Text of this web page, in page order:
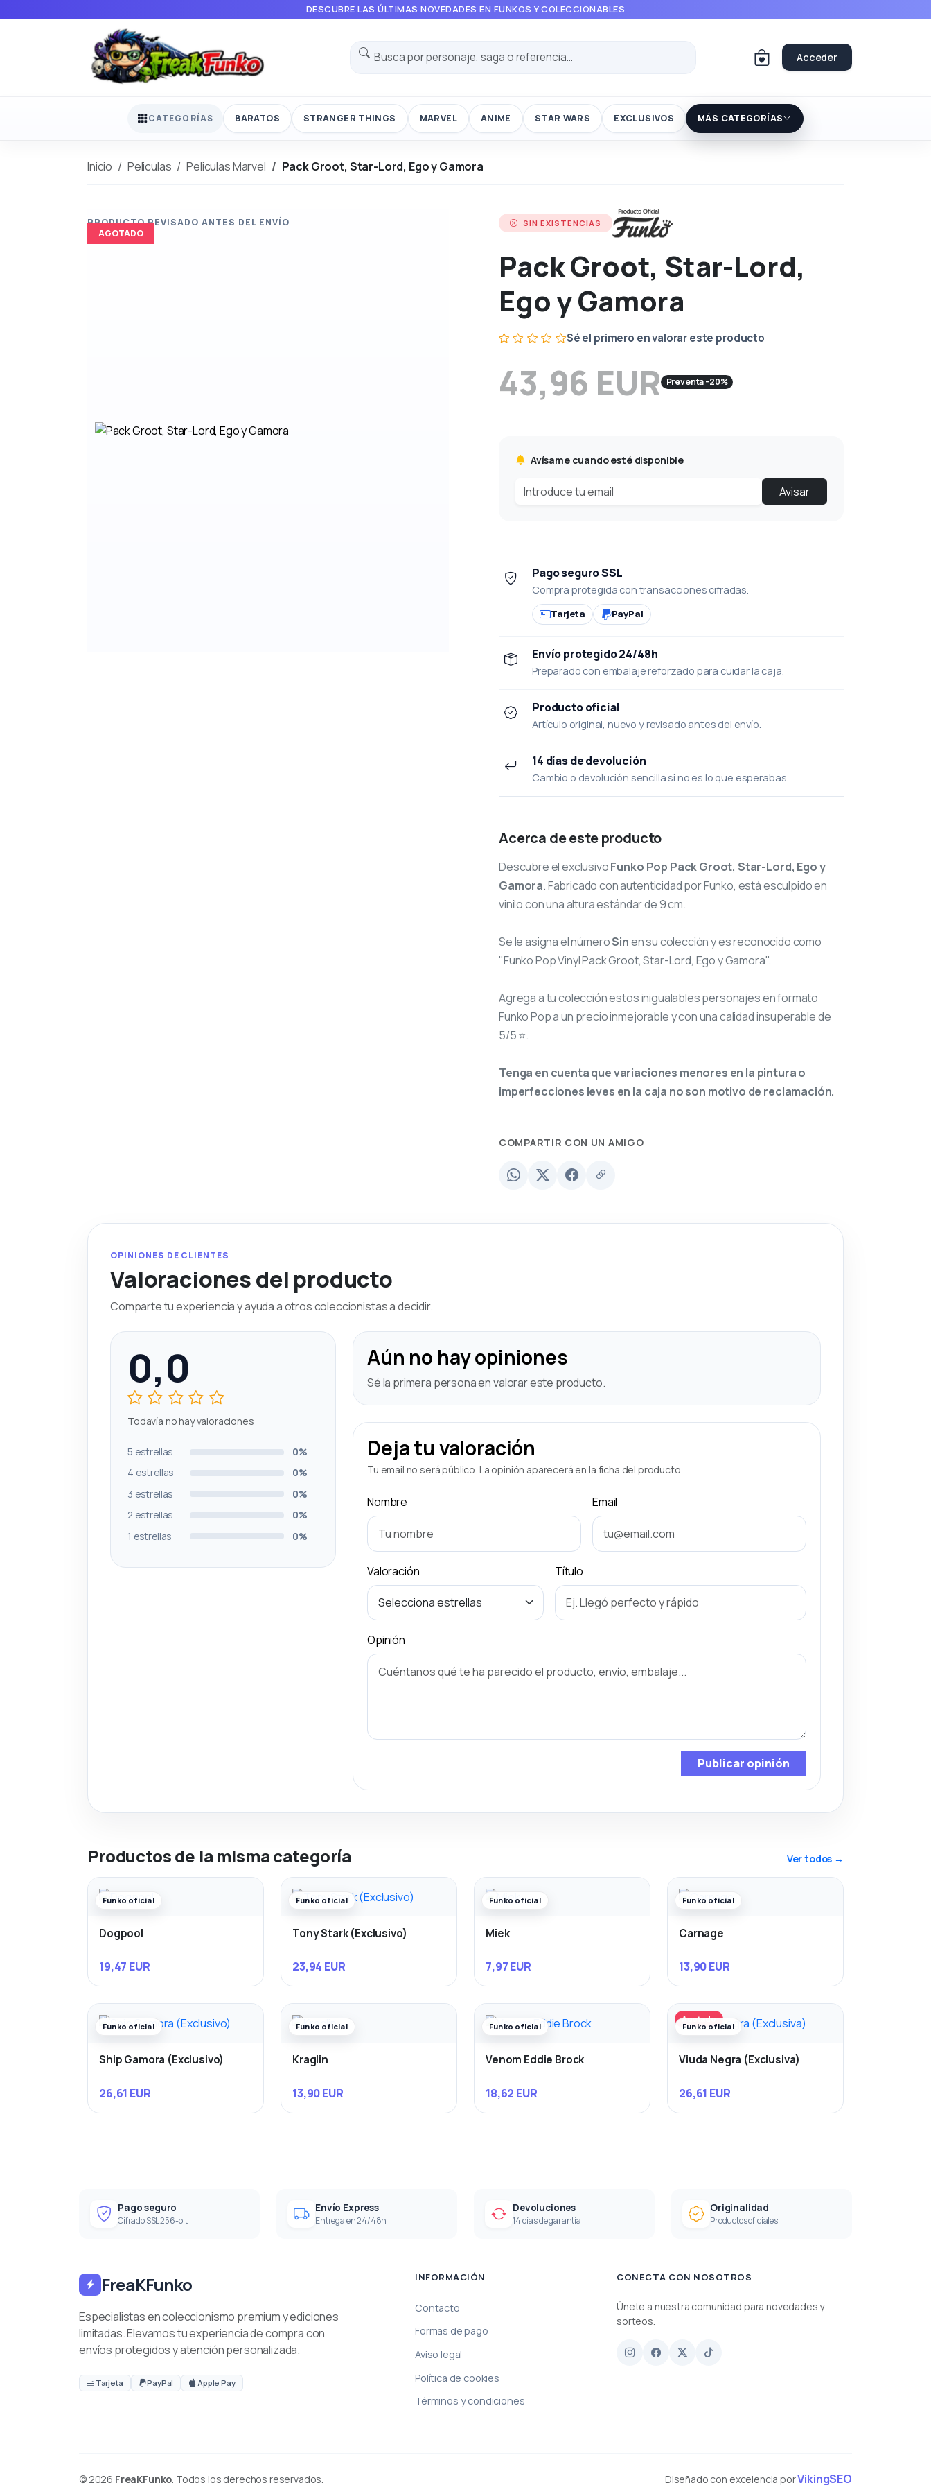
DESCUBRE LAS ÚLTIMAS NOVEDADES EN FUNKOS Y COLECCIONABLES
Acceder
CATEGORÍAS BARATOS STRANGER THINGS MARVEL ANIME STAR WARS EXCLUSIVOS MÁS CATEGORÍAS
Inicio Peliculas Peliculas Marvel Pack Groot, Star-Lord, Ego y Gamora
AGOTADO
SIN EXISTENCIAS
Pack Groot, Star-Lord,
Ego y Gamora
Sé el primero en valorar este producto
43,96 EUR Preventa -20%
Avísame cuando esté disponible
Avisar
Pago seguro SSL
Compra protegida con transacciones cifradas.
Tarjeta PayPal
Envío protegido 24/48h
Preparado con embalaje reforzado para cuidar la caja.
Producto oficial
Artículo original, nuevo y revisado antes del envío.
14 días de devolución
Cambio o devolución sencilla si no es lo que esperabas.
Acerca de este producto
Descubre el exclusivoFunko Pop Pack Groot, Star-Lord, Ego y
Gamora. Fabricado con autenticidad por Funko, está esculpido en
vinilo con una altura estándar de 9 cm.
Se le asigna el númeroSinen su colección y es reconocido como
"Funko Pop Vinyl Pack Groot, Star-Lord, Ego y Gamora".
Agrega a tu colección estos inigualables personajes en formato
Funko Pop a un precio inmejorable y con una calidad insuperable de
5/5 ⭐.
Tenga en cuenta que variaciones menores en la pintura o
imperfecciones leves en la caja no son motivo de reclamación.
COMPARTIR CON UN AMIGO
OPINIONES DE CLIENTES
Valoraciones del producto
Comparte tu experiencia y ayuda a otros coleccionistas a decidir.
0,0
Todavía no hay valoraciones
5 estrellas
0%
4 estrellas
0%
3 estrellas
0%
2 estrellas
0%
1 estrellas
0%
Aún no hay opiniones
Sé la primera persona en valorar este producto.
Deja tu valoración
Tu email no será público. La opinión aparecerá en la ficha del producto.
Nombre Email
Valoración Título
Opinión
Publicar opinión
Productos de la misma categoría Ver todos →
Funko oficial
Dogpool
19,47 EUR
Funko oficial
Tony Stark (Exclusivo)
23,94 EUR
Funko oficial
Miek
7,97 EUR
Funko oficial
Carnage
13,90 EUR
Funko oficial
Ship Gamora (Exclusivo)
26,61 EUR
Funko oficial
Kraglin
13,90 EUR
Funko oficial
Venom Eddie Brock
18,62 EUR
Agotado
Funko oficial
Viuda Negra (Exclusiva)
26,61 EUR
Pago seguro
Cifrado SSL 256-bit
Envío Express
Entrega en 24/48h
Devoluciones
14 días de garantía
Originalidad
Productos oficiales
FreaKFunko
Especialistas en coleccionismo premium y ediciones
limitadas. Elevamos tu experiencia de compra con
envíos protegidos y atención personalizada.
Tarjeta PayPal Apple Pay
INFORMACIÓN
Contacto
Formas de pago
Aviso legal
Política de cookies
Términos y condiciones
CONECTA CON NOSOTROS
Únete a nuestra comunidad para novedades y
sorteos.
© 2026 FreaKFunko . Todos los derechos reservados. Diseñado con excelencia porVikingSEO